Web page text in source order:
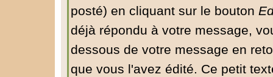
posté) en cliquant sur le bouton
déjà répondu à votre message,
dessous de votre message en
que vous l'avez édité. Ce petit